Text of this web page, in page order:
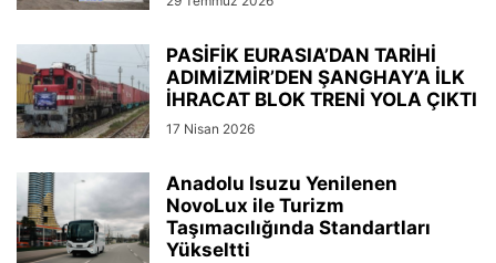
PASİFİK EURASIA’DAN TARİHİ
ADIMİZMİR’DEN ŞANGHAY’A İLK
İHRACAT BLOK TRENİ YOLA ÇIKTI
17 Nisan 2026
Anadolu Isuzu Yenilenen
NovoLux ile Turizm
Taşımacılığında Standartları
Yükseltti